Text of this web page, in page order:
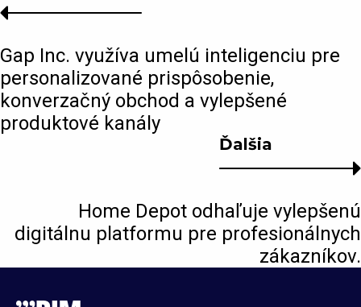
Ďalšia
Home Depot odhaľuje vylepšenú
digitálnu platformu pre profesionálnych
zákazníkov.
Gap Inc. využíva umelú inteligenciu pre
personalizované prispôsobenie,
konverzačný obchod a vylepšené
produktové kanály